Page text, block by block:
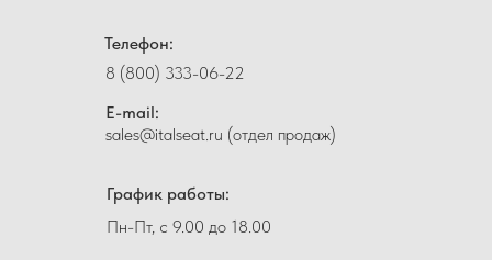
Телефон:
8 (800) 333-06-22
График работы:
Пн-Пт, с 9.00 до 18.00
sales@italseat.ru (отдел продаж)
E-mail: